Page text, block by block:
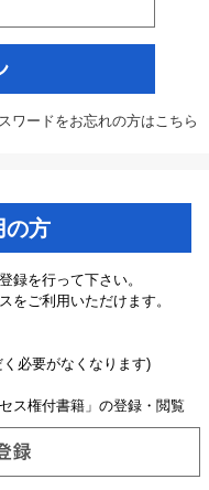
ワードをお忘れの方はこちら
の方
録を行って下さい。
をご利用いただけます。
必要がなくなります)
ス権付書籍」の登録・閲覧